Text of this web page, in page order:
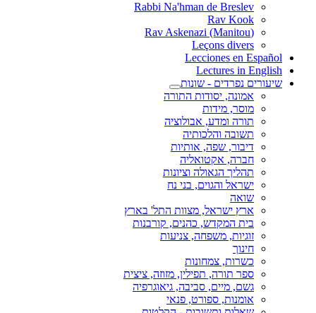
Rabbi Na'hman de Breslev
Rav Kook
(Rav Askenazi (Manitou
Leçons divers
Lecciones en Español
Lectures in English
שיעורים נפרדים - שונות
אמונה, יסודות התורה
מוסר, מידות
תורה ומדע, אבולוציה
תשובה והלכותיה
דיבור, שפה, אותיות
חברה, אקטואליה
תהליך הגאולה וציונות
ישראל והגוים, בני נח
שואה
ארץ ישראל, מצוות התל' בארץ
בית המקדש, כהנים, קורבנות
זוגיות, משפחה, צניעות
חינוך
כשרות, צמחונות
ספר תורה, תפילין, מזוזה, ציצית
גשם, מיים, סביבה, גיאוגרפיה
אומנות, ספורט, פנאי